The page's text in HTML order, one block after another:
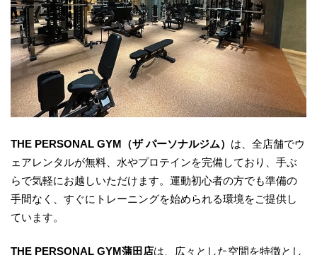
THE PERSONAL GYM（ザ パーソナルジム） は、全店舗でウ
ェアレンタルが無料、水やプロテインを完備しており、手ぶ
らで気軽にお越しいただけます。運動初心者の方でも準備の
手間なく、すぐにトレーニングを始められる環境をご提供し
ています。
THE PERSONAL GYM蒲田店は、広々とした空間を特徴とし